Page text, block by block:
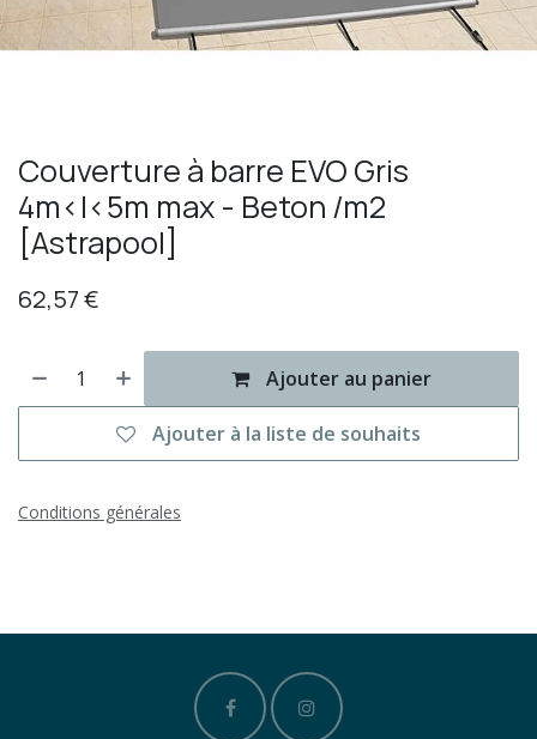
Couverture à barre EVO Gris
4m<l<5m max - Beton /m2
[Astrapool]
62,57€
Ajouter au panier
Ajouter à la liste de souhaits
Conditions générales